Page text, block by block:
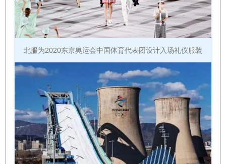
北服为2020东京奥运会中国体育代表团设计入场礼仪服装